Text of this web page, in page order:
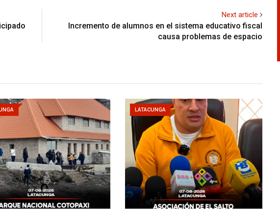
Next article
Incremento de alumnos en el sistema educativo fiscal
causa problemas de espacio
LATACUNGA